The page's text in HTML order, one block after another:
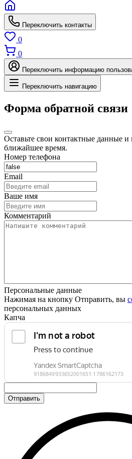
Переключить контакты
0
0
Переключить информацию
Переключить навигацию
Форма обратной связи
Оставьте свои контактные данные
ближайшее время.
Номер телефона
Email
Ваше имя
Комментарий
Персональные данные
Нажимая на кнопку Отправить, вы
персональных данных
Капча
Отправить